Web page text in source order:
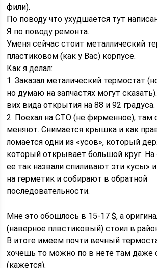
фили).
По поводу что ухудшается тут
Я по поводу ремонта.
Уменя сейчас стоит металлический
пластиковом (как у Вас) корпусе.
Как я делал:
1. Заказал металический термостат
но думаю на запчастях могут
вих вида открытия на 88 и 92 градуса.
2. Поехал на СТО (не фирменное), там
меняют. Снимается крышка и как
ломается одни из «усов», который
который открывает большой круг. На
ее так назвали спиливают эти «усы»
на герметик и собирают в обратной
последовательности.
Мне это обошлось в 15-17 $, а
(наверное плвстиковый) стоил в
В итоге имеем почти вечный
хочешь то можно по в нете там даже
(кажется).